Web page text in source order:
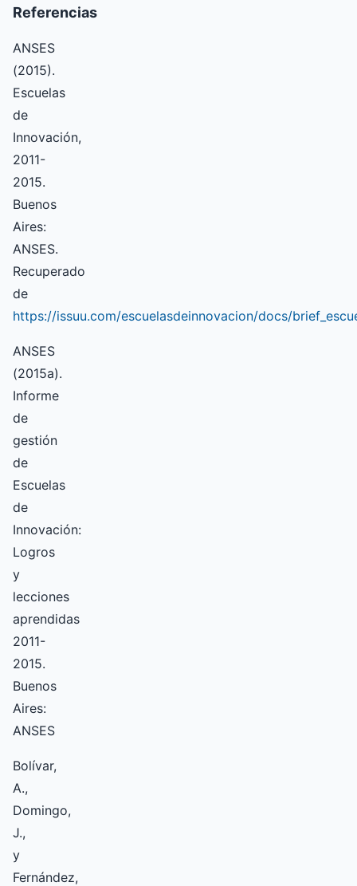
Referencias
ANSES
(2015).
Escuelas
de
Innovación,
2011-
2015.
Buenos
Aires:
ANSES.
Recuperado
de
https://issuu.com/escuelasdeinnovacion/docs/
ANSES
(2015a).
Informe
de
gestión
de
Escuelas
de
Innovación:
Logros
y
lecciones
aprendidas
2011-
2015.
Buenos
Aires:
ANSES
Bolívar,
A.,
Domingo,
J.,
y
Fernández,